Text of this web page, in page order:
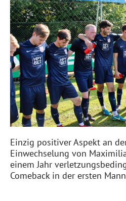
Einzig positiver Aspekt an
Einwechselung von
einem Jahr
Comeback in der ersten